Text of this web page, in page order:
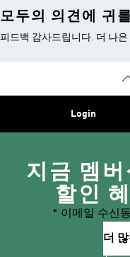
모두의 의견에 귀
피드백 감사드립니다. 더 나
Login
지금 멤버
할인
* 이메일 수신
더